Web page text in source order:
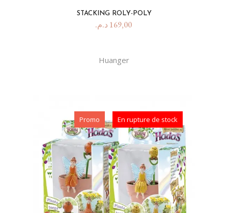
STACKING ROLY-POLY
169,00 د.م.
Huanger
Promo En rupture de stock